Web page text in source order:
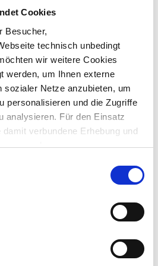
Cookies
Besucher,
technisch unbedingt
wir weitere Cookies
werden, um Ihnen externe
sozialer Netze anzubieten, um
personalisieren und die Zugriffe
analysieren. Für den Einsatz
verbundene Erhebung und
das Sie durch Ihre
können und durch „Auswahl
zulassen“ erklären. Vollständige
uns eingesetzten bzw.